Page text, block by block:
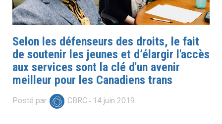
Selon les défenseurs des droits, le fait
de soutenir les jeunes et d’élargir l'accès
aux services sont la clé d'un avenir
meilleur pour les Canadiens trans
Posté par CBRC 14 juin 2019